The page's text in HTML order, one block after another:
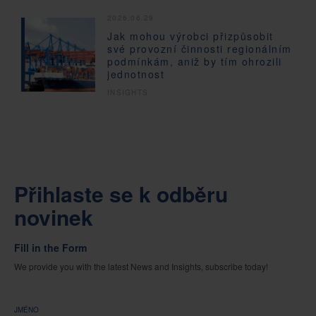
Jak mohou výrobci přizpůsobit
své provozní činnosti regionálním
podmínkám, aniž by tím ohrozili
jednotnost
Přihlaste se k odběru
novinek
Fill in the Form
We provide you with the latest News and Insights, subscribe today!
JMÉNO